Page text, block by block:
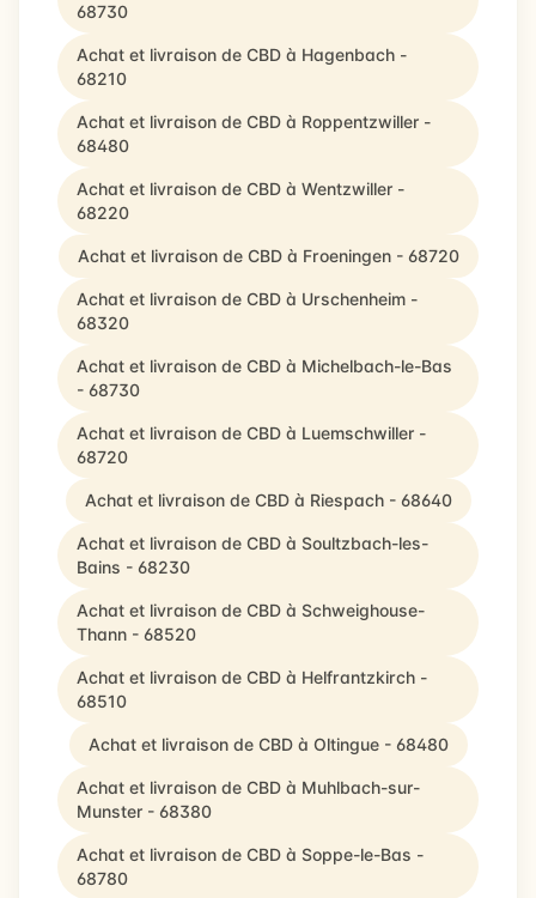
68730
Achat et livraison de CBD à Hagenbach -
68210
Achat et livraison de CBD à Roppentzwiller -
68480
Achat et livraison de CBD à Wentzwiller -
68220
Achat et livraison de CBD à Froeningen - 68720
Achat et livraison de CBD à Urschenheim -
68320
Achat et livraison de CBD à Michelbach-le-Bas
- 68730
Achat et livraison de CBD à Luemschwiller -
68720
Achat et livraison de CBD à Riespach - 68640
Achat et livraison de CBD à Soultzbach-les-
Bains - 68230
Achat et livraison de CBD à Schweighouse-
Thann - 68520
Achat et livraison de CBD à Helfrantzkirch -
68510
Achat et livraison de CBD à Oltingue - 68480
Achat et livraison de CBD à Muhlbach-sur-
Munster - 68380
Achat et livraison de CBD à Soppe-le-Bas -
68780